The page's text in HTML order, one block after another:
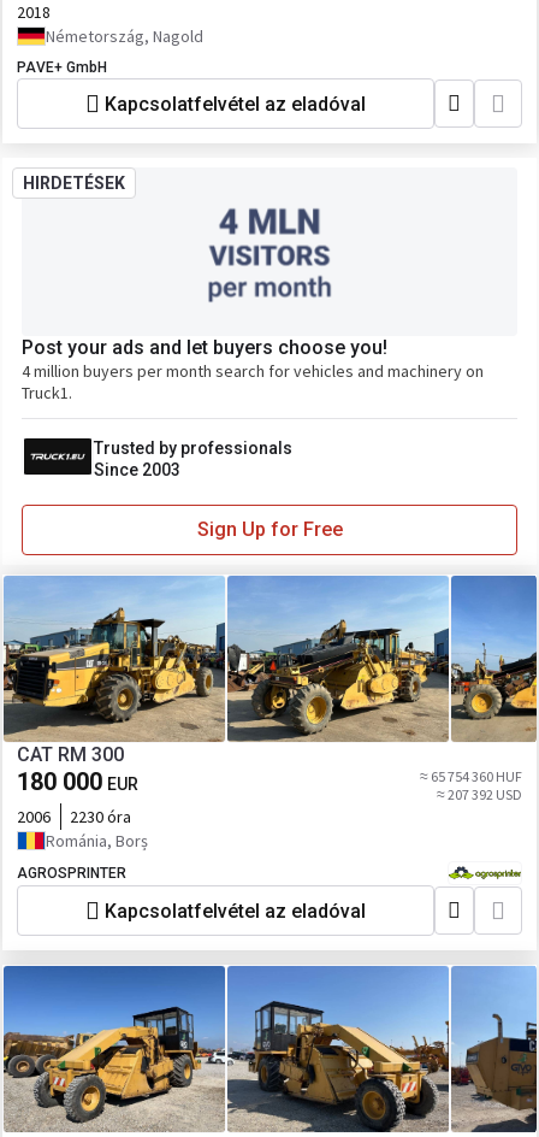
2018
Németország, Nagold
PAVE+ GmbH
Kapcsolatfelvétel az eladóval
HIRDETÉSEK
Post your ads and let buyers choose you!
4 million buyers per month search for vehicles and machinery on
Truck1.
Trusted by professionals
Since 2003
Sign Up for Free
CAT RM 300
180 000 EUR
≈ 65 754 360 HUF
≈ 207 392 USD
2006
2230 óra
Románia, Borș
AGROSPRINTER
Kapcsolatfelvétel az eladóval